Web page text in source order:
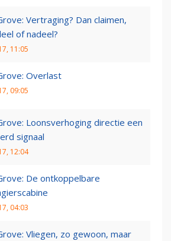
Vertraging? Dan claimen,
of nadeel?
11:05
Overlast
09:05
Loonsverhoging directie een
signaal
12:04
De ontkoppelbare
04:03
Vliegen, zo gewoon, maar